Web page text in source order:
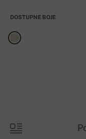
DOSTUPNE BOJE